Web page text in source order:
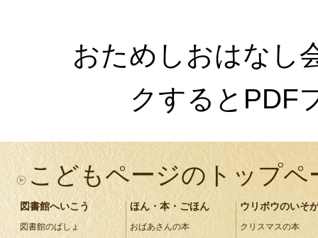
おためしおはなし
クするとPDF
こどもページのトップペ
図書館へいこう
図書館のばしょ
ほん・本・ごほん
おばあさんの本
ウリボウのいそ
クリスマスの本